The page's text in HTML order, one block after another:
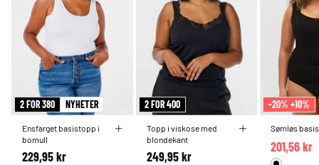
2 FOR 380 NYHETER
Ensfarget basistopp i
bomull
229,95 kr
2 FOR 400
Topp i viskose med
blondekant
249,95 kr
-20% +10%
Sømløs
201,56 kr